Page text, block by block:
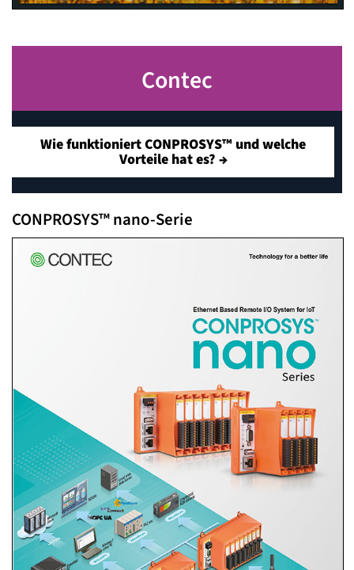
Contec
Wie funktioniert CONPROSYS™ und welche
Vorteile hat es? →
CONPROSYS™ nano-Serie